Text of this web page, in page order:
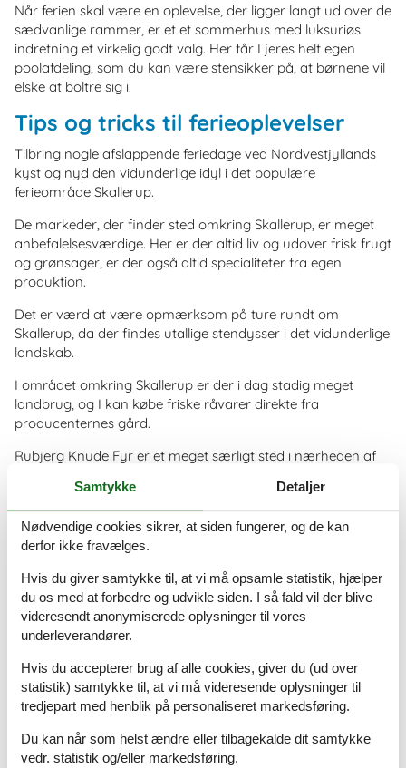
Når ferien skal være en oplevelse, der ligger langt ud over de
sædvanlige rammer, er et et sommerhus med luksuriøs
indretning et virkelig godt valg. Her får I jeres helt egen
poolafdeling, som du kan være stensikker på, at børnene vil
elske at boltre sig i.
Tips og tricks til ferieoplevelser
Tilbring nogle afslappende feriedage ved Nordvestjyllands
kyst og nyd den vidunderlige idyl i det populære
ferieområde Skallerup.
De markeder, der finder sted omkring Skallerup, er meget
anbefalelsesværdige. Her er der altid liv og udover frisk frugt
og grønsager, er der også altid specialiteter fra egen
produktion.
Det er værd at være opmærksom på ture rundt om
Skallerup, da der findes utallige stendysser i det vidunderlige
landskab.
I området omkring Skallerup er der i dag stadig meget
landbrug, og I kan købe friske råvarer direkte fra
producenternes gård.
Rubjerg Knude Fyr er et meget særligt sted i nærheden af
på det tilhørende museum.
I må ikke give afkald på wellness under familieferien i
Skallerup. Den romerske Romulus Spa tilbyder nemlig alt,
Prisgaranti - luksus sommerhus
skallerup klit
er dækket af vores prisgaranti. Vi står inde for, at der ikke er
nogen af de andre udlejningsbureauer, som udlejer det
sommerhus, du foretrækker til en pris, som er lavere end
vores.
Samtykke Detaljer
Nødvendige cookies sikrer, at siden fungerer, og de kan
derfor ikke fravælges.
Hvis du giver samtykke til, at vi må opsamle statistik, hjælper
du os med at forbedre og udvikle siden. I så fald vil der blive
videresendt anonymiserede oplysninger til vores
underleverandører.
Hvis du accepterer brug af alle cookies, giver du (ud over
statistik) samtykke til, at vi må videresende oplysninger til
tredjepart med henblik på personaliseret markedsføring.
Du kan når som helst ændre eller tilbagekalde dit samtykke
vedr. statistik og/eller markedsføring.